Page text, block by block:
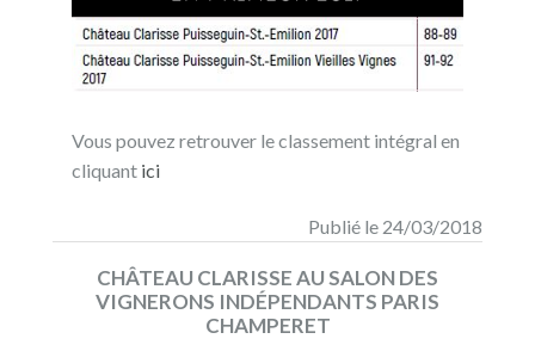
Vous pouvez retrouver le classement intégral en
cliquant ici
Publié le 24/03/2018
CHÂTEAU CLARISSE AU SALON DES
VIGNERONS INDÉPENDANTS PARIS
CHAMPERET